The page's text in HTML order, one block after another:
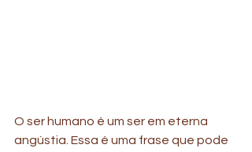
O ser humano é um ser em eterna
angústia. Essa é uma frase que pode